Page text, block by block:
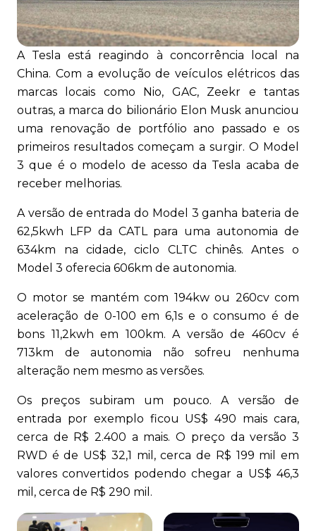
A Tesla está reagindo à concorrência local na
China. Com a evolução de veículos elétricos das
marcas locais como Nio, GAC, Zeekr e tantas
outras, a marca do bilionário Elon Musk anunciou
uma renovação de portfólio ano passado e os
primeiros resultados começam a surgir. O Model
3 que é o modelo de acesso da Tesla acaba de
receber melhorias.
A versão de entrada do Model 3 ganha bateria de
62,5kwh LFP da CATL para uma autonomia de
634km na cidade, ciclo CLTC chinês. Antes o
Model 3 oferecia 606km de autonomia.
O motor se mantém com 194kw ou 260cv com
aceleração de 0-100 em 6,1s e o consumo é de
bons 11,2kwh em 100km. A versão de 460cv é
713km de autonomia não sofreu nenhuma
alteração nem mesmo as versões.
Os preços subiram um pouco. A versão de
entrada por exemplo ficou US$ 490 mais cara,
cerca de R$ 2.400 a mais. O preço da versão 3
RWD é de US$ 32,1 mil, cerca de R$ 199 mil em
valores convertidos podendo chegar a US$ 46,3
mil, cerca de R$ 290 mil.